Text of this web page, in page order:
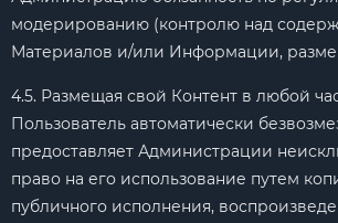
модерированию (контролю над
Материалов и/или Информации,
4.5. Размещая свой Контент в любой
Пользователь автоматически
предоставляет Администрации
право на его использование путем
публичного исполнения,